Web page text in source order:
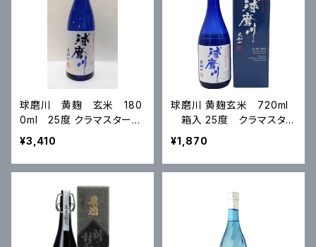
球磨川 黄麹 玄米 180
0ml 25度 クラマスター20
23年度 米部門 プラチナ賞
¥3,410
球磨川 黄麹玄米 720ml
箱入 25度 クラマスタ
ー2023年度 米部門 プラチ
ナ賞
¥1,870